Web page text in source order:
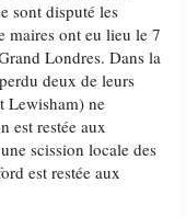
sont disputé les
maires ont eu lieu le 7
Londres. Dans la
deux de leurs
Lewisham) ne
est restée aux
scission locale des
est restée aux